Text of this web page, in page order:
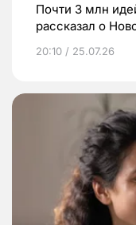
Почти 3 млн
рассказал о
20:10 / 25.07.26